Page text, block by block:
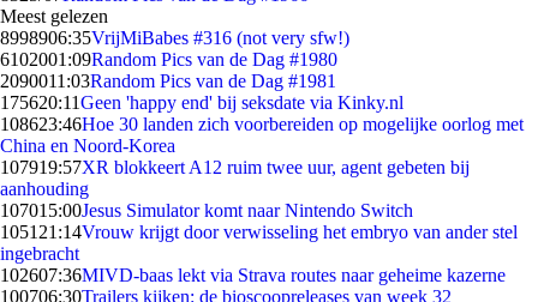
Meest gelezen
8998906:35VrijMiBabes #316 (not very sfw!)
6102001:09Random Pics van de Dag #1980
2090011:03Random Pics van de Dag #1981
175620:11Geen 'happy end' bij seksdate via Kinky.nl
108623:46Hoe 30 landen zich voorbereiden op mogelijke oorlog met
China en Noord-Korea
107919:57XR blokkeert A12 ruim twee uur, agent gebeten bij
aanhouding
107015:00Jesus Simulator komt naar Nintendo Switch
1051 21:14Vrouw krijgt door verwisseling het embryo van ander stel
ingebracht
102607:36MIVD-baas lekt via Strava routes naar geheime kazerne
100706:30Trailers kijken: de bioscoopreleases van week 32